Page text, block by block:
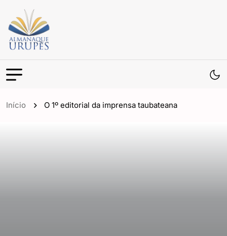
Início O 1º editorial da imprensa taubateana